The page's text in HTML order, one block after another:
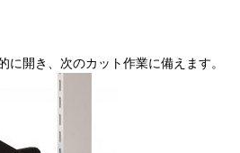
開き、次のカット作業に備えます。